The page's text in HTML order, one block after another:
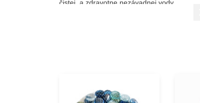
čistej a zdravotne nezávadnej vody.